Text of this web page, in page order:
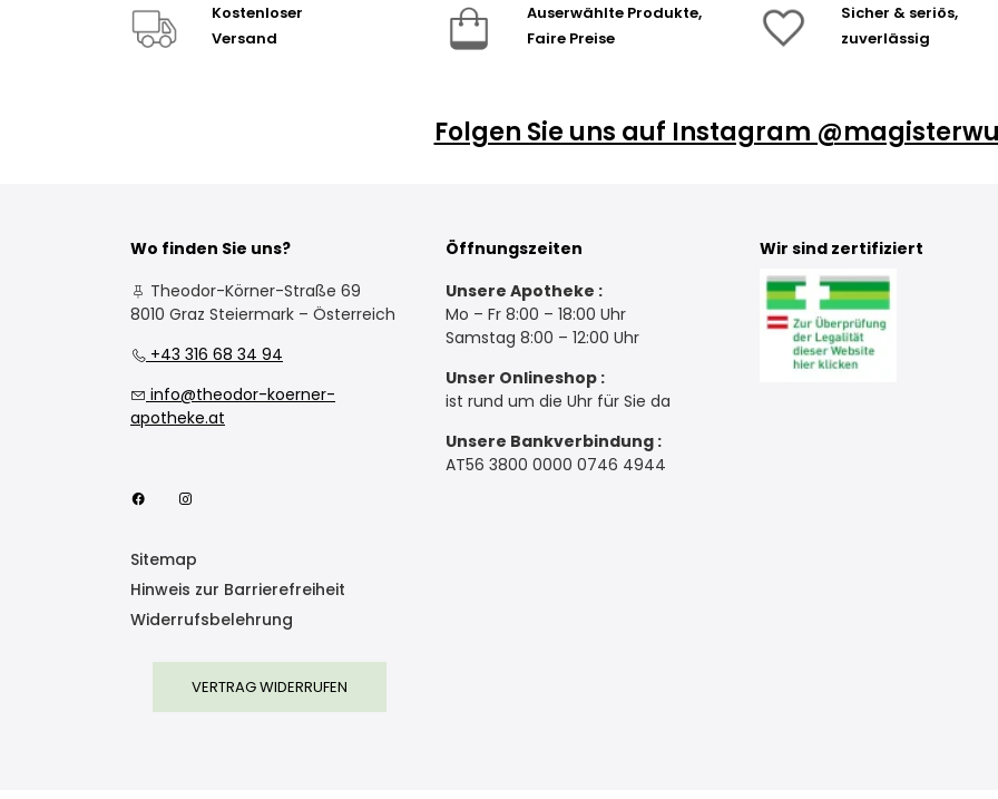
Kostenloser
Versand
Auserwählte Produkte,
Faire Preise
Sicher & seriös,
zuverlässig
Folgen Sie uns auf Instagram
Wo finden Sie uns?
Theodor-Körner-Straße 69
8010 Graz Steiermark – Österreich
+43 316 68 34 94
info@theodor-koerner-
apotheke.at
Öffnungszeiten
Unsere Apotheke :
Mo – Fr 8:00 – 18:00 Uhr
Samstag 8:00 – 12:00 Uhr
Unser Onlineshop :
ist rund um die Uhr für Sie da
Unsere Bankverbindung :
AT56 3800 0000 0746 4944
Wir sind zertifiziert
Sitemap
Hinweis zur Barrierefreiheit
Widerrufsbelehrung
VERTRAG WIDERRUFEN